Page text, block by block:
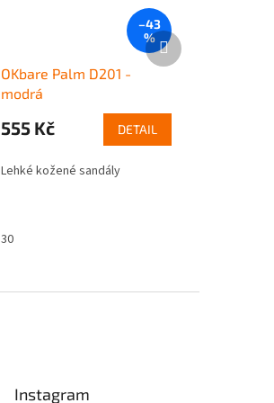
–43
%
OKbare Palm D201 -
modrá
555 Kč DETAIL
Lehké kožené sandály
30
Další
produkt
Instagram